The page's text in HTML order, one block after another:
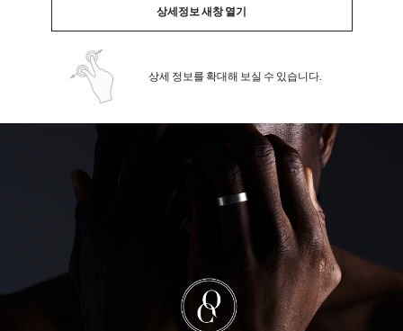
상세정보 새창 열기
상세 정보를 확대해 보실 수 있습니다.